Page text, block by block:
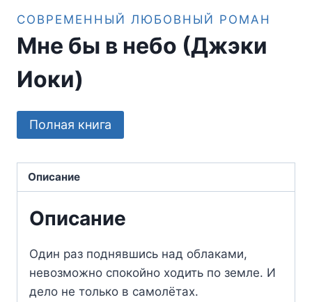
СОВРЕМЕННЫЙ ЛЮБОВНЫЙ РОМАН
Мне бы в небо (Джэки
Иоки)
Полная книга
Описание
Описание
Один раз поднявшись над облаками,
невозможно спокойно ходить по земле. И
дело не только в самолётах.